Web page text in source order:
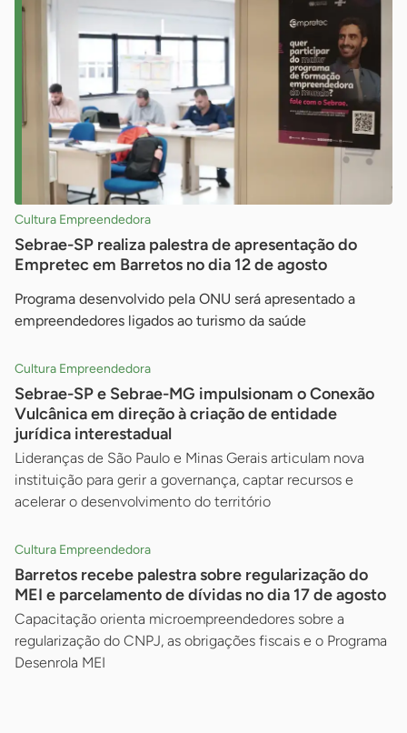
Cultura Empreendedora
Sebrae-SP realiza palestra de apresentação do
Empretec em Barretos no dia 12 de agosto
Programa desenvolvido pela ONU será apresentado a
empreendedores ligados ao turismo da saúde
Cultura Empreendedora
Sebrae-SP e Sebrae-MG impulsionam o Conexão
Vulcânica em direção à criação de entidade
jurídica interestadual
Lideranças de São Paulo e Minas Gerais articulam nova
instituição para gerir a governança, captar recursos e
acelerar o desenvolvimento do território
Cultura Empreendedora
Barretos recebe palestra sobre regularização do
MEI e parcelamento de dívidas no dia 17 de agosto
Capacitação orienta microempreendedores sobre a
regularização do CNPJ, as obrigações fiscais e o Programa
Desenrola MEI